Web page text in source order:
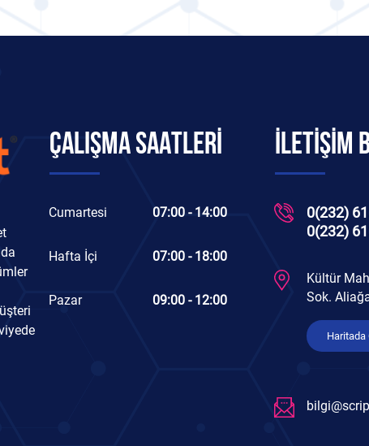
ÇALIŞMA SAATLERİ
Cumartesi 07:00 - 14:00
Hafta İçi 07:00 - 18:00
Pazar 09:00 - 12:00
İLETİŞİM
0(232)
0(232)
Kültür
Sok.
Haritada